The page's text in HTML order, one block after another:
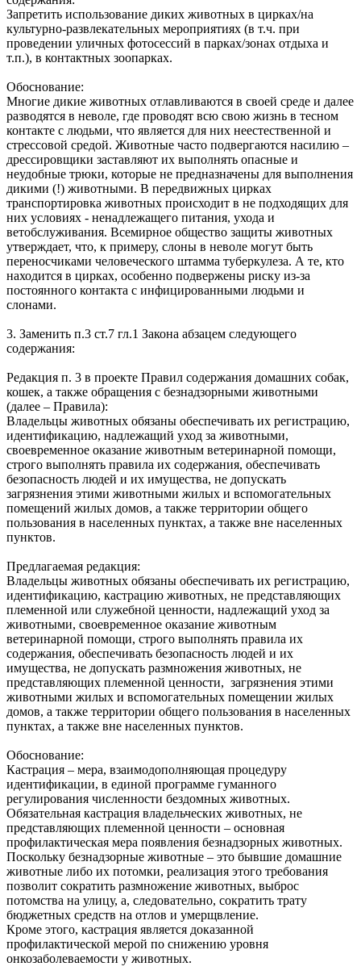
Запретить использование диких животных в цирках/на
культурно-развлекательных мероприятиях (в т.ч. при
проведении уличных фотосессий в парках/зонах отдыха и
т.п.), в контактных зоопарках.
Обоснование:
Многие дикие животных отлавливаются в своей среде и далее
разводятся в неволе, где проводят всю свою жизнь в тесном
контакте с людьми, что является для них неестественной и
стрессовой средой. Животные часто подвергаются насилию –
дрессировщики заставляют их выполнять опасные и
неудобные трюки, которые не предназначены для выполнения
дикими (!) животными. В передвижных цирках
транспортировка животных происходит в не подходящих для
них условиях - ненадлежащего питания, ухода и
ветобслуживания. Всемирное общество защиты животных
утверждает, что, к примеру, слоны в неволе могут быть
переносчиками человеческого штамма туберкулеза. А те, кто
находится в цирках, особенно подвержены риску из-за
постоянного контакта с инфицированными людьми и
слонами.
3. Заменить п.3 ст.7 гл.1 Закона абзацем следующего
содержания:
Редакция п. 3 в проекте Правил содержания домашних собак,
кошек, а также обращения с безнадзорными животными
(далее – Правила):
Владельцы животных обязаны обеспечивать их регистрацию,
идентификацию, надлежащий уход за животными,
своевременное оказание животным ветеринарной помощи,
строго выполнять правила их содержания, обеспечивать
безопасность людей и их имущества, не допускать
загрязнения этими животными жилых и вспомогательных
помещений жилых домов, а также территории общего
пользования в населенных пунктах, а также вне населенных
пунктов.
Предлагаемая редакция:
Владельцы животных обязаны обеспечивать их регистрацию,
идентификацию, кастрацию животных, не представляющих
племенной или служебной ценности, надлежащий‌ уход за
животными, своевременное оказание животным
ветеринарной‌ помощи, строго выполнять правила их
содержания, обеспечивать безопасность людей‌ и их
имущества, не допускать размножения животных, не
представляющих племенной ценности, загрязнения этими
животными жилых и вспомогательных помещении‌ жилых
домов, а также территории общего пользования в населенных
пунктах, а также вне населенных пунктов.
Обоснование:
Кастрация – мера, взаимодополняющая процедуру
идентификации, в единой программе гуманного
регулирования численности бездомных животных.
Обязательная кастрация владельческих животных, не
представляющих племенной ценности – основная
профилактическая мера появления безнадзорных животных.
Поскольку безнадзорные животные – это бывшие домашние
животные либо их потомки, реализация этого требования
позволит сократить размножение животных, выброс
потомства на улицу, а, следовательно, сократить трату
бюджетных средств на отлов и умерщвление.
Кроме этого, кастрация является доказанной
профилактической мерой по снижению уровня
онкозаболеваемости у животных.